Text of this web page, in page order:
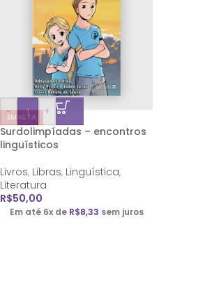
EM ALTA
-
+
Surdolimpíadas – encontros
linguísticos
Livros, Libras, Linguística,
Literatura
R$50,00
Em até 6x de R$8,33 sem juros